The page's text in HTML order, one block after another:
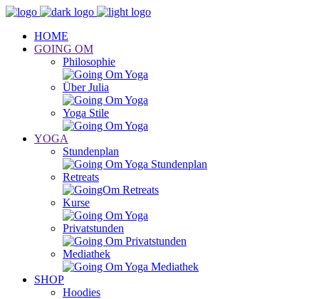
HOME
GOING OM
Philosophie
Über Julia
Yoga Stile
YOGA
Stundenplan
Retreats
Kurse
Privatstunden
Mediathek
SHOP
Hoodies